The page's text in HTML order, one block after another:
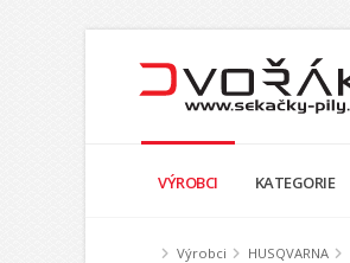
VÝROBCI KATEGORIE
Výrobci HUSQVARNA